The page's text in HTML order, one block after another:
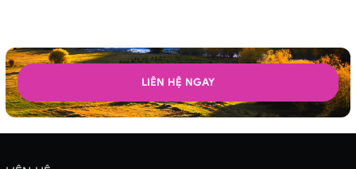
ngưỡng vẻ đẹp tráng lệ, lắng nghe câu chuyện hoàng triều
huy hoàng ngay hôm nay! Tử Cấm Thành Tử Cấm Thành hay
còn được gọi là Cố Cung ở Bắc Kinh. Đây từng là nơi ở của vua
chúa, hoàng tộc trong thời phong kiến của Trung Quốc. Tử
Cấm Thành là cung điện của 24 triều vua từ giữa nhà Minh
LIÊN HỆ NGAY